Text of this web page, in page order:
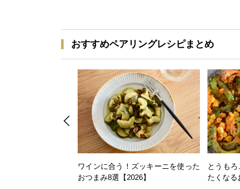
おすすめペアリングレシピまとめ
ワインに合う！ズッキーニを使った
おつまみ8選【2026】
とうも
たくなる